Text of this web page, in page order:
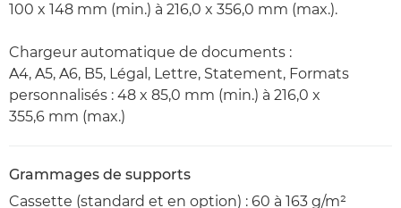
100 x 148 mm (min.) à 216,0 x 356,0 mm (max.).
Chargeur automatique de documents :
A4, A5, A6, B5, Légal, Lettre, Statement, Formats
personnalisés : 48 x 85,0 mm (min.) à 216,0 x
355,6 mm (max.)
Grammages de supports
Cassette (standard et en option) : 60 à 163 g/m²